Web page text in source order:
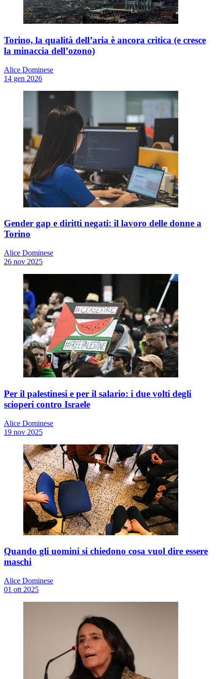
Torino, la qualità dell’aria è ancora critica (e cresce
la minaccia dell’ozono)
Alice Dominese
14 gen 2026
Gender gap e diritti negati: il lavoro delle donne a
Torino
Alice Dominese
26 nov 2025
Per il palestinesi e per il salario: i due volti degli
scioperi contro Israele
Alice Dominese
19 nov 2025
Quando gli uomini si chiedono cosa vuol dire essere
maschi
Alice Dominese
01 ott 2025